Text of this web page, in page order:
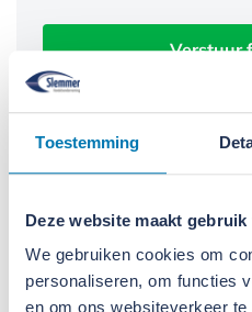
Toestemming
Deze website maakt
We gebruiken cookies om
personaliseren, om functies
en om ons websiteverkeer
Verstuur
Daarom kiest u voor
We doen wat we
We leveren